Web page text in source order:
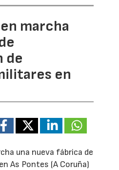
marcha
de
en
una nueva fábrica de
As Pontes (A Coruña)